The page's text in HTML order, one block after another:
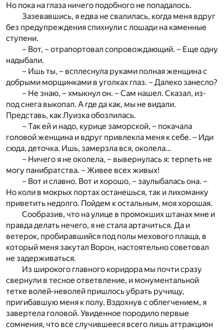
Но пока на глаза ничего подобного не попадалось.
Зазевавшись, я едва не свалилась, когда меня вдруг
без предупреждения спихнули с лошади на каменные
ступени.
– Вот, – отрапортовал сопровождающий. – Еще одну
надыбали.
– Ишь ты, – всплеснула руками полная женщина с
добрыми морщинками в уголках глаз. – Далеко занесло?
– Не знаю, – хмыкнул он. – Сам нашел. Сказал, из-
под снега выкопал. А где да как, мы не видали.
Представь, как Луизка обозлилась.
– Так ей и надо, курице заморской, – покачала
головой женщина и вдруг привлекла меня к себе. – Иди
сюда, деточка. Ишь, замерзла вся, околела…
– Ничего я не околела, – вывернулась я: терпеть не
могу панибратства. – Живее всех живых!
– Вот и славно. Вот и хорошо, – заулыбалась она. –
Но коли в мокрых портах останешься, так и лихоманку
приветить недолго. Пойдем к остальным, моя хорошая.
Сообразив, что на улице в промокших штанах мне и
правда делать нечего, я не стала артачиться. Да и
ветерок, пробиравшийся под полы мехового плаща, в
который меня закутал Ворон, настоятельно советовал
не задерживаться.
Из широкого главного коридора мы почти сразу
свернули в тесное ответвление, и монументальной
тетке волей-неволей пришлось убрать ручищу,
пригибавшую меня к полу. Вздохнув с облегчением, я
завертела головой. Увиденное породило первые
сомнения, что все случившееся всего лишь аттракцион